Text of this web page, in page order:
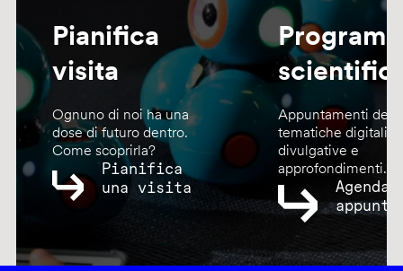
Pianifica
visita
Ognuno di noi ha una
dose di futuro dentro.
Come scoprirla?
Pianifica
una visita
Appuntamenti
tematiche digitali,
divulgative e
approfondimenti.
Agenda